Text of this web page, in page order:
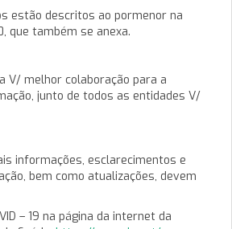
estão descritos ao pormenor na
que também se anexa.
V/ melhor colaboração para a
junto de todos as entidades V/
informações, esclarecimentos e
bem como atualizações, devem
– 19 na página da internet da